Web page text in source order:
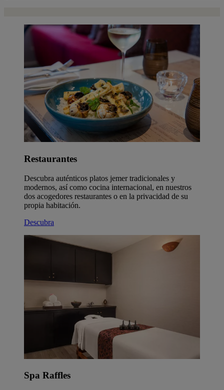
Restaurantes
Descubra auténticos platos jemer tradicionales y
modernos, así como cocina internacional, en nuestros
dos acogedores restaurantes o en la privacidad de su
propia habitación.
Descubra
Spa Raffles